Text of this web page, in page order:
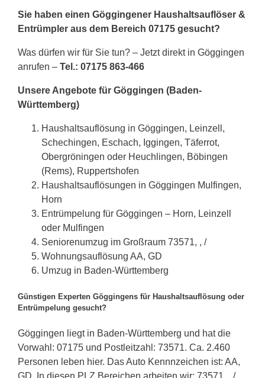
Sie haben einen Göggingener Haushaltsauflöser &
Entrümpler aus dem Bereich 07175 gesucht?
Was dürfen wir für Sie tun? – Jetzt direkt in Göggingen
anrufen – Tel.: 07175 863-466
Unsere Angebote für Göggingen (Baden-
Württemberg)
Haushaltsauflösung in Göggingen, Leinzell,
Schechingen, Eschach, Iggingen, Täferrot,
Obergröningen oder Heuchlingen, Böbingen
(Rems), Ruppertshofen
Haushaltsauflösungen in Göggingen Mulfingen,
Horn
Entrümpelung für Göggingen – Horn, Leinzell
oder Mulfingen
Seniorenumzug im Großraum 73571, , /
Wohnungsauflösung AA, GD
Umzug in Baden-Württemberg
Günstigen Experten Göggingens für Haushaltsauflösung oder
Entrümpelung gesucht?
Göggingen liegt in Baden-Württemberg und hat die
Vorwahl: 07175 und Postleitzahl: 73571. Ca. 2.460
Personen leben hier. Das Auto Kennnzeichen ist: AA,